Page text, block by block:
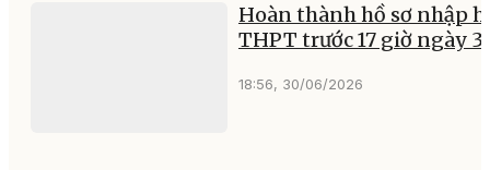
Hoàn thành hồ sơ nhập
THPT trước 17 giờ ngày
18:56, 30/06/2026